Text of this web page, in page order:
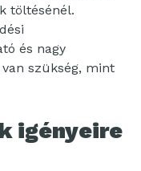
töltésénél.
és nagy
szükség, mint
igényeire